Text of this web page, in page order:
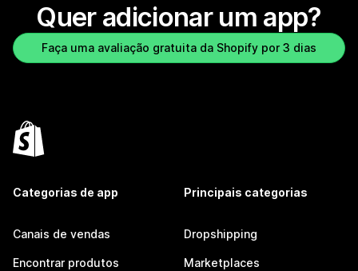
Quer adicionar um app?
Faça uma avaliação gratuita da Shopify por 3 dias
Categorias de app
Canais de vendas
Encontrar produtos
Principais categorias
Dropshipping
Marketplaces